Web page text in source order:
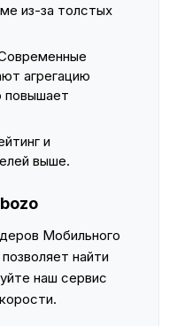
из-за толстых
агрегацию
повышает
и
выше.
Мобильного
найти
наш сервис